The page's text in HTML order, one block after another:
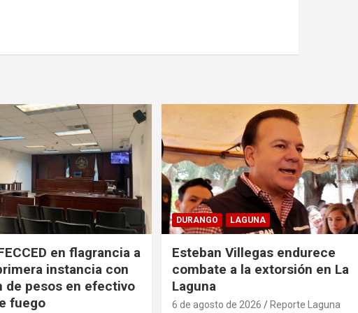
en flagrancia a
instancia con
de pesos en efectivo
fuego
DURANGO LAGUNA
Esteban Villegas endurece
combate a la extorsión en La
Laguna
6 de agosto de 2026 Reporte Laguna